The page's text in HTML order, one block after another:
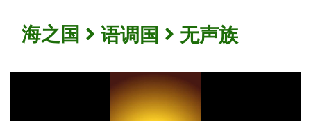
海之国 语调国 无声族